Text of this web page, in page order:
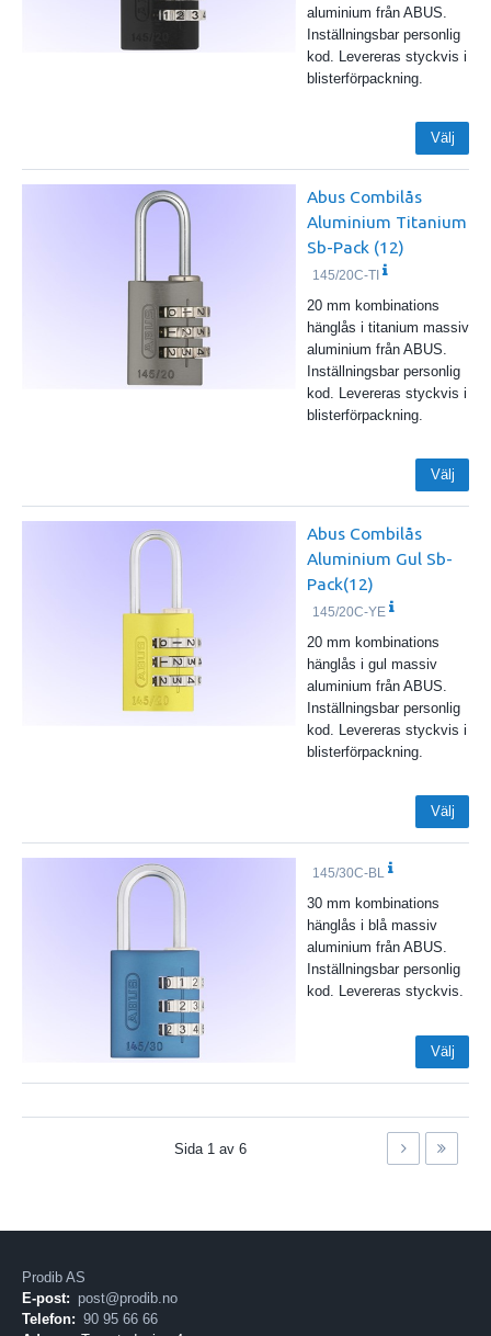
aluminium från ABUS.
Inställningsbar personlig
kod. Levereras styckvis i
blisterförpackning.
Välj
Abus Combilås
Aluminium Titanium
Sb-Pack (12)
145/20C-TI
20 mm kombinations
hänglås i titanium massiv
aluminium från ABUS.
Inställningsbar personlig
kod. Levereras styckvis i
blisterförpackning.
Välj
Abus Combilås
Aluminium Gul Sb-
Pack(12)
145/20C-YE
20 mm kombinations
hänglås i gul massiv
aluminium från ABUS.
Inställningsbar personlig
kod. Levereras styckvis i
blisterförpackning.
Välj
145/30C-BL
30 mm kombinations
hänglås i blå massiv
aluminium från ABUS.
Inställningsbar personlig
kod. Levereras styckvis.
Välj
Sida 1 av 6
Prodib AS
E-post: post@prodib.no
Telefon: 90 95 66 66